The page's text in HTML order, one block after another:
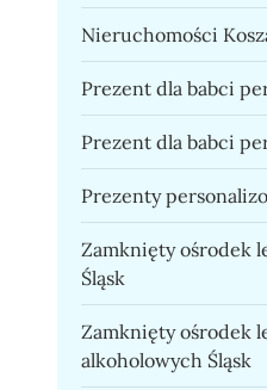
Nieruchomości
Prezent dla babci
Prezent dla babci
Prezenty
Zamknięty ośrodek
Śląsk
Zamknięty ośrodek
alkoholowych Śląsk